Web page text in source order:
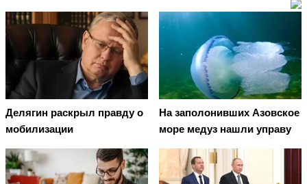
Делягин раскрыл правду о
мобилизации
На заполонивших Азовское
море медуз нашли управу